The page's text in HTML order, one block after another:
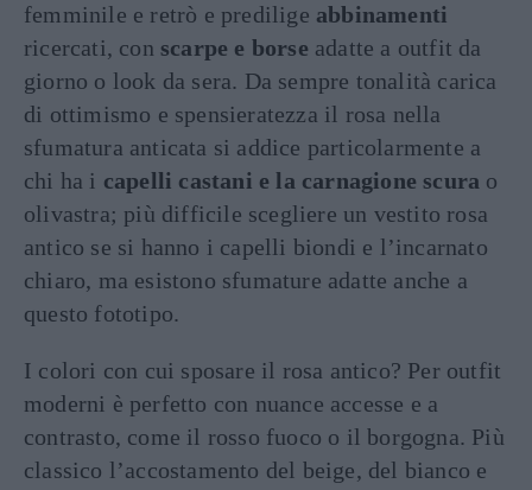
femminile e retrò e predilige abbinamenti
ricercati, con scarpe e borse adatte a outfit da
giorno o look da sera. Da sempre tonalità carica
di ottimismo e spensieratezza il rosa nella
sfumatura anticata si addice particolarmente a
chi ha i capelli castani e la carnagione scura o
olivastra; più difficile scegliere un vestito rosa
antico se si hanno i capelli biondi e l’incarnato
chiaro, ma esistono sfumature adatte anche a
questo fototipo.
I colori con cui sposare il rosa antico? Per outfit
moderni è perfetto con nuance accesse e a
contrasto, come il rosso fuoco o il borgogna. Più
classico l’accostamento del beige, del bianco e